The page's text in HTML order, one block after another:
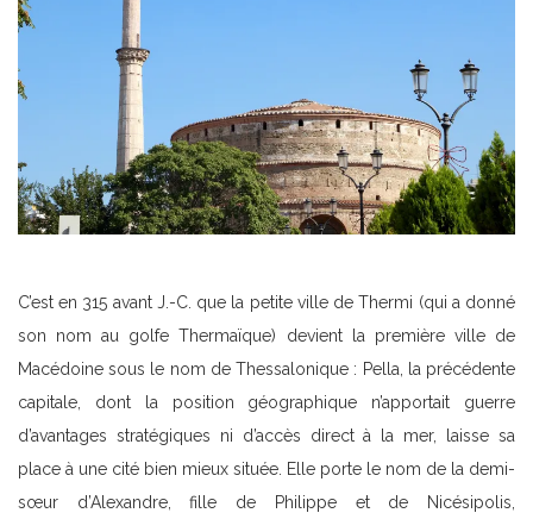
C’est en 315 avant J.-C. que la petite ville de Thermi (qui a donné
son nom au golfe Thermaïque) devient la première ville de
Macédoine sous le nom de Thessalonique : Pella, la précédente
capitale, dont la position géographique n’apportait guerre
d’avantages stratégiques ni d’accès direct à la mer, laisse sa
place à une cité bien mieux située. Elle porte le nom de la demi-
sœur d’Alexandre, fille de Philippe et de Nicésipolis,